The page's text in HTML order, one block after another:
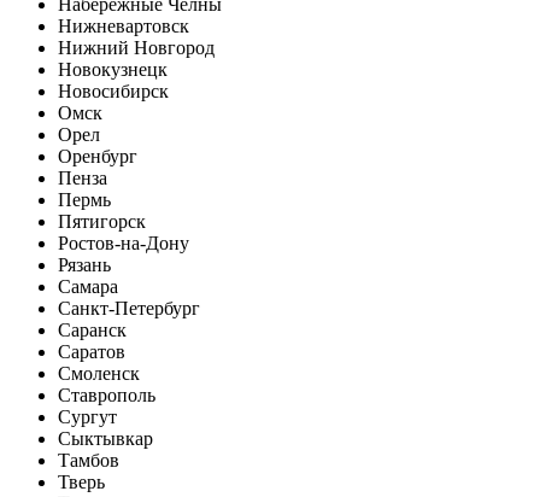
Нижневартовск
Нижний Новгород
Новокузнецк
Новосибирск
Омск
Орел
Оренбург
Пенза
Пермь
Пятигорск
Ростов-на-Дону
Рязань
Самара
Санкт-Петербург
Саранск
Саратов
Смоленск
Ставрополь
Сургут
Сыктывкар
Тамбов
Тверь